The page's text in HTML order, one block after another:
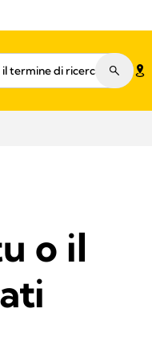
o il